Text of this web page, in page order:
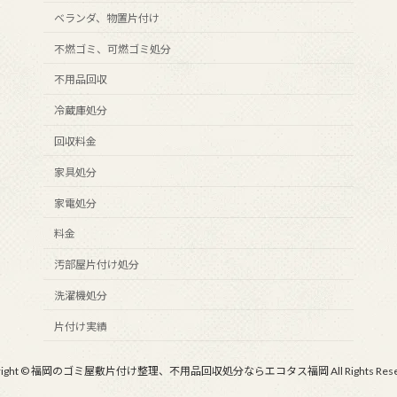
ベランダ、物置片付け
不燃ゴミ、可燃ゴミ処分
不用品回収
冷蔵庫処分
回収料金
家具処分
家電処分
料金
汚部屋片付け処分
洗濯機処分
片付け実績
© 福岡のゴミ屋敷片付け整理、不用品回収処分ならエコタス福岡 All Rights